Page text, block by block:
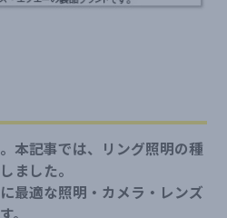
本記事では、リング照明の種
ました。
最適な照明・カメラ・レンズ